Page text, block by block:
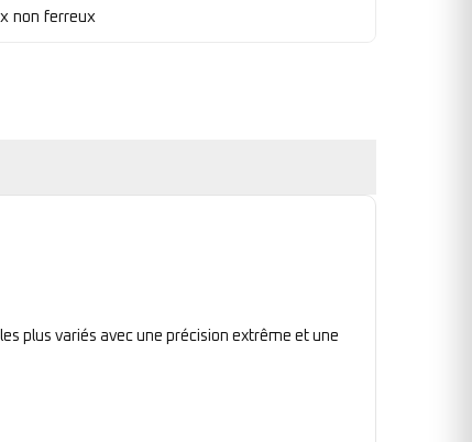
non ferreux
plus variés avec une précision extrême et une